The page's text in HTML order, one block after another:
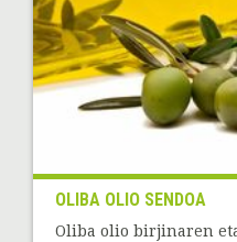
OLIBA OLIO SENDOA
Oliba olio birjinaren